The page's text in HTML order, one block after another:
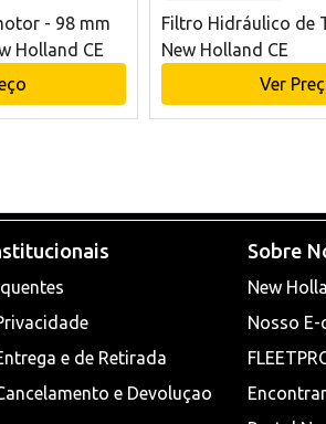
- 98 mm
Holland CE
Filtro Hidráulico de
New Holland CE
Ver
e de Retirada
e Devoluçao
Sobre
New
Nosso